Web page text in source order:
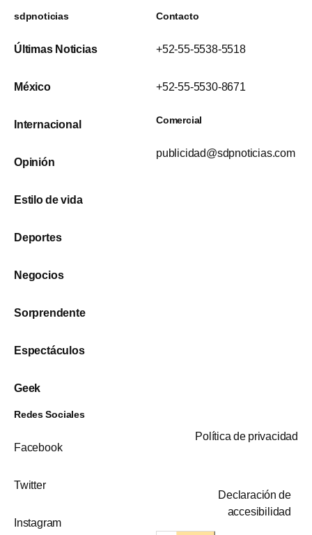
sdpnoticias
Últimas Noticias
México
Internacional
Opinión
Estilo de vida
Deportes
Negocios
Sorprendente
Espectáculos
Geek
Contacto
+52-55-5538-5518
+52-55-5530-8671
Comercial
publicidad@sdpnoticias.com
Redes Sociales
Facebook
Twitter
Instagram
Política de privacidad
Declaración de
accesibilidad